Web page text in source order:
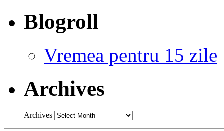
Blogroll
Vremea pentru 15 zile
Archives
Archives